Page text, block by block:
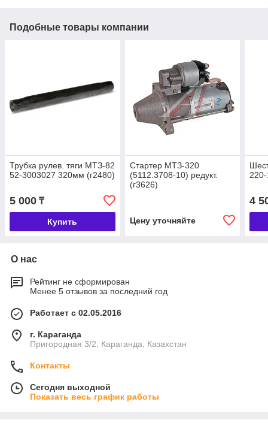
Подобные товары компании
Трубка рулев. тяги МТЗ-82
52-3003027 320мм (г2480)
5 000 ₸
Купить
Стартер МТЗ-320
(5112.3708-10) редукт.
(г3626)
Цену уточняйте
4
О нас
Рейтинг не сформирован
Менее 5 отзывов за последний год
Работает с 02.05.2016
г. Караганда
Пригородная 3/2, Караганда, Казахстан
Контакты
Сегодня выходной
Показать весь график работы